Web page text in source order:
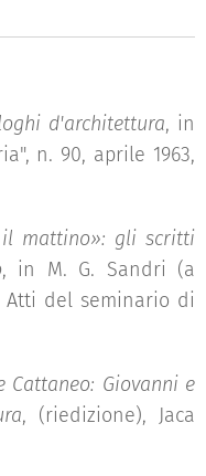
d'architettura, in
n. 90, aprile 1963,
il mattino»: gli scritti
, in M. G. Sandri (a
Atti del seminario di
Cattaneo: Giovanni e
, (riedizione), Jaca